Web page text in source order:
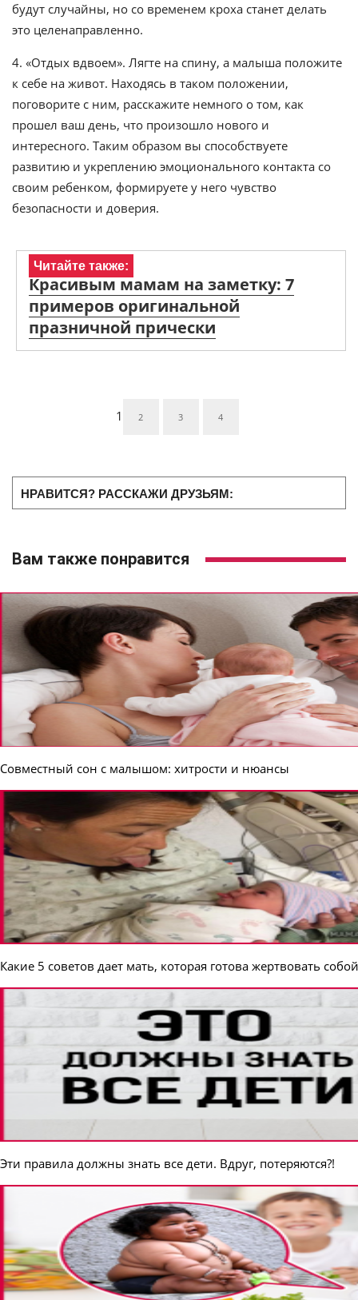
будут случайны, но со временем кроха станет делать
это целенаправленно.
4. «Отдых вдвоем». Лягте на спину, а малыша положите
к себе на живот. Находясь в таком положении,
поговорите с ним, расскажите немного о том, как
прошел ваш день, что произошло нового и
интересного. Таким образом вы способствуете
развитию и укреплению эмоционального контакта со
своим ребенком, формируете у него чувство
безопасности и доверия.
Читайте также:
Красивым мамам на заметку: 7
примеров оригинальной
празничной прически
1 2 3 4
НРАВИТСЯ? РАССКАЖИ ДРУЗЬЯМ:
Вам также понравится
Совместный сон с малышом: хитрости и нюансы
Какие 5 советов дает мать, которая готова жертвовать
Эти правила должны знать все дети. Вдруг, потеряются?!